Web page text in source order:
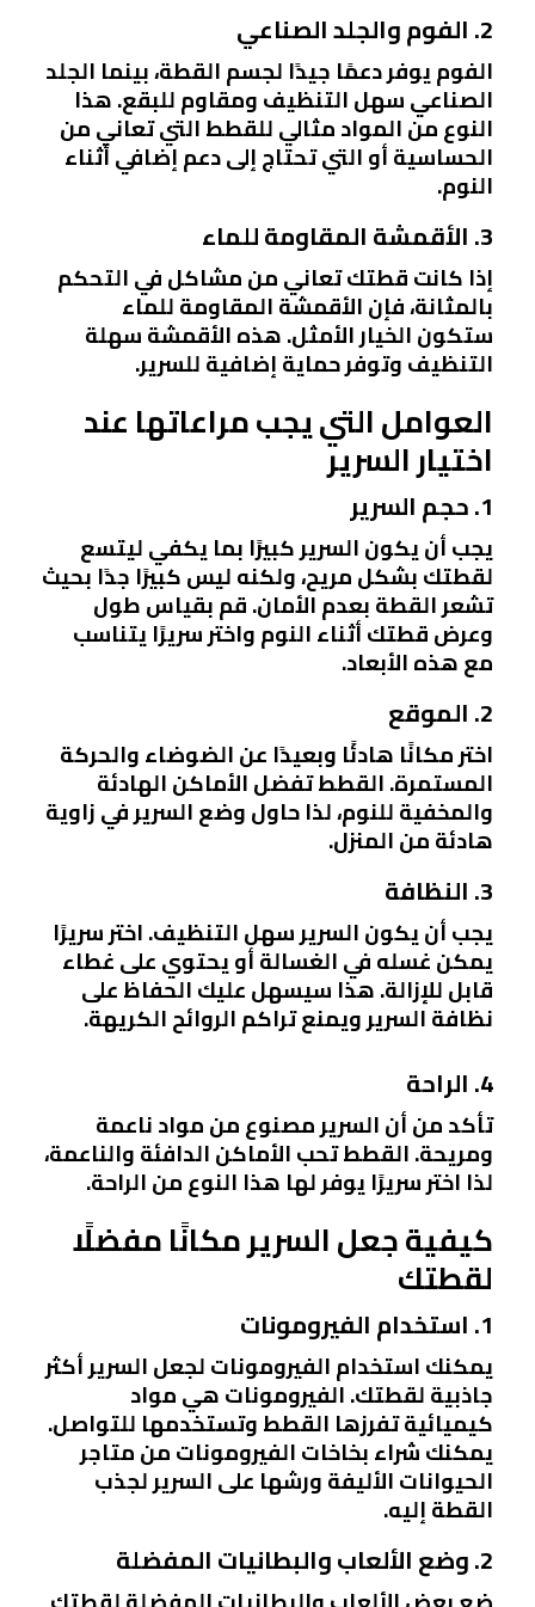
2. الفوم والجلد الصناعي
الفوم يوفر دعمًا جيدًا لجسم القطة، بينما الجلد
الصناعي سهل التنظيف ومقاوم للبقع. هذا
النوع من المواد مثالي للقطط التي تعاني من
الحساسية أو التي تحتاج إلى دعم إضافي أثناء
النوم.
3. الأقمشة المقاومة للماء
إذا كانت قطتك تعاني من مشاكل في التحكم
بالمثانة، فإن الأقمشة المقاومة للماء
ستكون الخيار الأمثل. هذه الأقمشة سهلة
التنظيف وتوفر حماية إضافية للسرير.
العوامل التي يجب مراعاتها عند
اختيار السرير
1. حجم السرير
يجب أن يكون السرير كبيرًا بما يكفي ليتسع
لقطتك بشكل مريح، ولكنه ليس كبيرًا جدًا بحيث
تشعر القطة بعدم الأمان. قم بقياس طول
وعرض قطتك أثناء النوم واختر سريرًا يتناسب
مع هذه الأبعاد.
2. الموقع
اختر مكانًا هادئًا وبعيدًا عن الضوضاء والحركة
المستمرة. القطط تفضل الأماكن الهادئة
والمخفية للنوم، لذا حاول وضع السرير في زاوية
هادئة من المنزل.
3. النظافة
يجب أن يكون السرير سهل التنظيف. اختر سريرًا
يمكن غسله في الغسالة أو يحتوي على غطاء
قابل للإزالة. هذا سيسهل عليك الحفاظ على
نظافة السرير ويمنع تراكم الروائح الكريهة.
4. الراحة
تأكد من أن السرير مصنوع من مواد ناعمة
ومريحة. القطط تحب الأماكن الدافئة والناعمة،
لذا اختر سريرًا يوفر لها هذا النوع من الراحة.
كيفية جعل السرير مكانًا مفضلًا
لقطتك
1. استخدام الفيرومونات
يمكنك استخدام الفيرومونات لجعل السرير أكثر
جاذبية لقطتك. الفيرومونات هي مواد
كيميائية تفرزها القطط وتستخدمها للتواصل.
يمكنك شراء بخاخات الفيرومونات من متاجر
الحيوانات الأليفة ورشها على السرير لجذب
القطة إليه.
2. وضع الألعاب والبطانيات المفضلة